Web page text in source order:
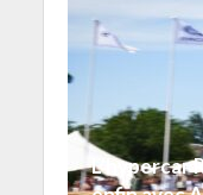
L’hypercar